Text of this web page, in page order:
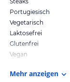
Portugiesisch
Vegetarisch
Laktosefrei
Glutenfrei
Vegan
Mehr anzeigen